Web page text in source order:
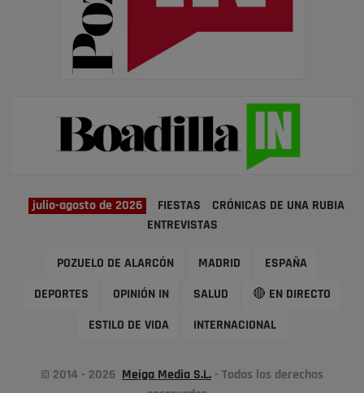
julio-agosto de 2026 FIESTAS
CRÓNICAS DE UNA RUBIA
ENTREVISTAS
POZUELO DE ALARCÓN MADRID ESPAÑA
DEPORTES OPINIÓN IN SALUD 🔴 EN DIRECTO
ESTILO DE VIDA INTERNACIONAL
© 2014 - 2026 Meiga Media S.L. - Todos los derechos